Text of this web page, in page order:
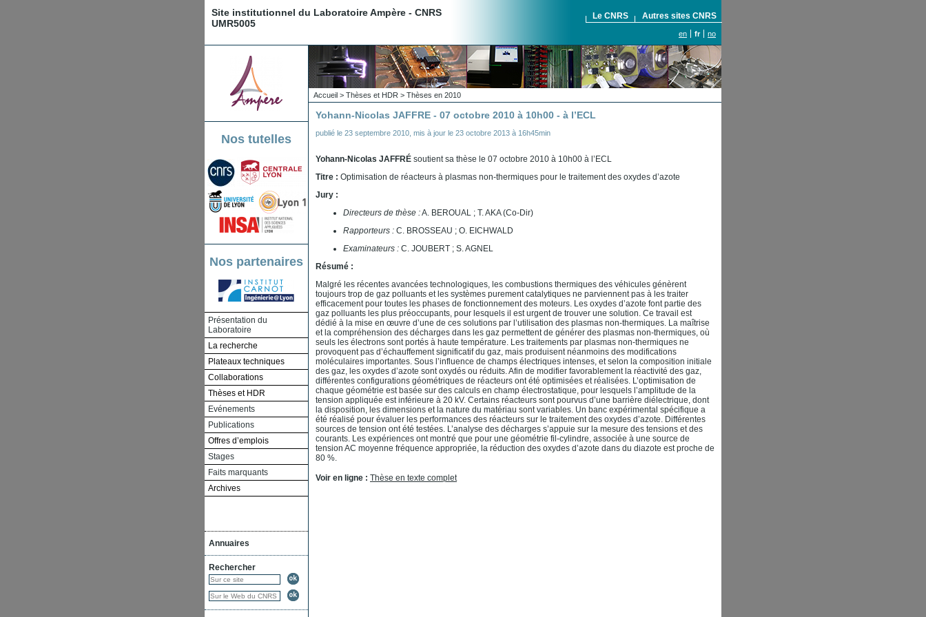
Site institutionnel du Laboratoire Ampère - CNRS
UMR5005
Le CNRS Autres sites CNRS
en fr no
Nos tutelles
Nos partenaires
Présentation du
Laboratoire
La recherche
Plateaux techniques
Collaborations
Thèses et HDR
Evénements
Publications
Offres d’emplois
Stages
Faits marquants
Archives
Annuaires
Rechercher
Accueil > Thèses et HDR > Thèses en 2010
Yohann-Nicolas JAFFRE - 07 octobre 2010 à 10h00 - à l’ECL
publié le 23 septembre 2010 mis à jour le 23 octobre 2013 à 16h45min
Yohann-Nicolas JAFFRÉ soutient sa thèse le 07 octobre 2010 à 10h00 à l’ECL
Titre : Optimisation de réacteurs à plasmas non-thermiques pour le traitement des oxydes d’azote
Jury :
Directeurs de thèse :A. BEROUAL ; T. AKA (Co-Dir)
Rapporteurs : C. BROSSEAU ; O. EICHWALD
Examinateurs : C. JOUBERT ; S. AGNEL
Résumé :
Malgré les récentes avancées technologiques, les combustions thermiques des véhicules génèrent
toujours trop de gaz polluants et les systèmes purement catalytiques ne parviennent pas à les traiter
efficacement pour toutes les phases de fonctionnement des moteurs. Les oxydes d’azote font partie des
gaz polluants les plus préoccupants, pour lesquels il est urgent de trouver une solution. Ce travail est
dédié à la mise en œuvre d’une de ces solutions par l’utilisation des plasmas non-thermiques. La maîtrise
et la compréhension des décharges dans les gaz permettent de générer des plasmas non-thermiques, où
seuls les électrons sont portés à haute température. Les traitements par plasmas non-thermiques ne
provoquent pas d’échauffement significatif du gaz, mais produisent néanmoins des modifications
moléculaires importantes. Sous l’influence de champs électriques intenses, et selon la composition initiale
des gaz, les oxydes d’azote sont oxydés ou réduits. Afin de modifier favorablement la réactivité des gaz,
différentes configurations géométriques de réacteurs ont été optimisées et réalisées. L’optimisation de
chaque géométrie est basée sur des calculs en champ électrostatique, pour lesquels l’amplitude de la
tension appliquée est inférieure à 20 kV. Certains réacteurs sont pourvus d’une barrière diélectrique, dont
la disposition, les dimensions et la nature du matériau sont variables. Un banc expérimental spécifique a
été réalisé pour évaluer les performances des réacteurs sur le traitement des oxydes d’azote. Différentes
sources de tension ont été testées. L’analyse des décharges s’appuie sur la mesure des tensions et des
courants. Les expériences ont montré que pour une géométrie fil-cylindre, associée à une source de
tension AC moyenne fréquence appropriée, la réduction des oxydes d’azote dans du diazote est proche de
80 %.
Voir en ligne : Thèse en texte complet